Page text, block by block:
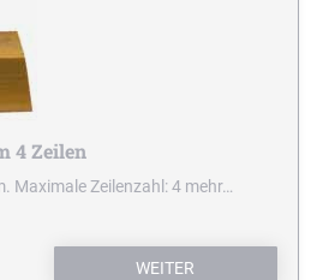
4 Zeilen
Maximale Zeilenzahl: 4 mehr…